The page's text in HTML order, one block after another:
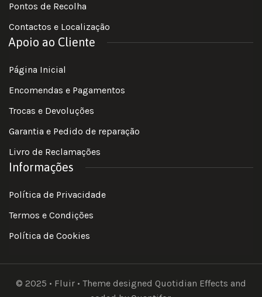
Pontos de Recolha
Contactos e Localização
Apoio ao Cliente
Página Inicial
Encomendas e Pagamentos
Trocas e Devoluções
Garantia e Pedido de reparação
Livro de Reclamações
Informações
Política de Privacidade
Termos e Condições
Política de Cookies
© 2025 • Fluir • Theme designed Quotidian Effects and